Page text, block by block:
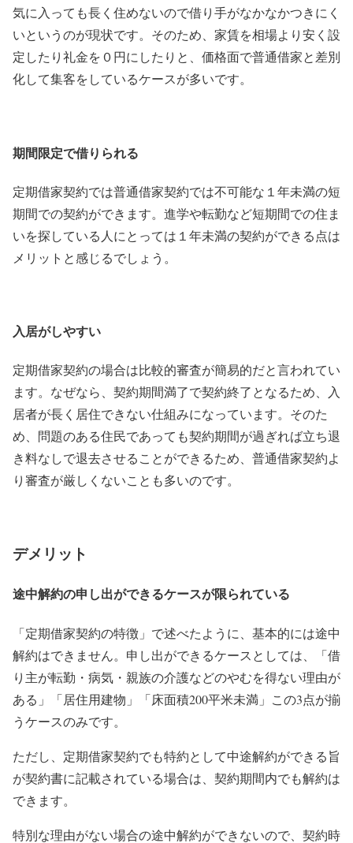
気に入っても長く住めないので借り手がなかなかつきにく
いというのが現状です。そのため、家賃を相場より安く設
定したり礼金を０円にしたりと、価格面で普通借家と差別
化して集客をしているケースが多いです。
期間限定で借りられる
定期借家契約では普通借家契約では不可能な１年未満の短
期間での契約ができます。進学や転勤など短期間での住ま
いを探している人にとっては１年未満の契約ができる点は
メリットと感じるでしょう。
入居がしやすい
定期借家契約の場合は比較的審査が簡易的だと言われてい
ます。なぜなら、契約期間満了で契約終了となるため、入
居者が長く居住できない仕組みになっています。そのた
め、問題のある住民であっても契約期間が過ぎれば立ち退
き料なしで退去させることができるため、普通借家契約よ
り審査が厳しくないことも多いのです。
デメリット
途中解約の申し出ができるケースが限られている
「定期借家契約の特徴」で述べたように、基本的には途中
解約はできません。申し出ができるケースとしては、「借
り主が転勤・病気・親族の介護などのやむを得ない理由が
ある」「居住用建物」「床面積200平米未満」この3点が揃
うケースのみです。
ただし、定期借家契約でも特約として中途解約ができる旨
が契約書に記載されている場合は、契約期間内でも解約は
できます。
特別な理由がない場合の途中解約ができないので、契約時